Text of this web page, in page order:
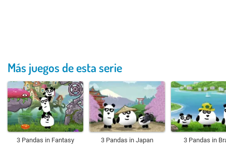
Más juegos de esta serie
3 Pandas in Fantasy 3 Pandas in Japan 3 Pandas in